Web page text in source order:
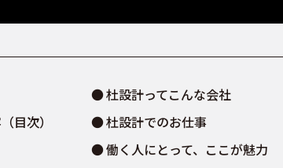
目次）
杜設計ってこんな会社
杜設計でのお仕事
働く人にとって、ここが魅力